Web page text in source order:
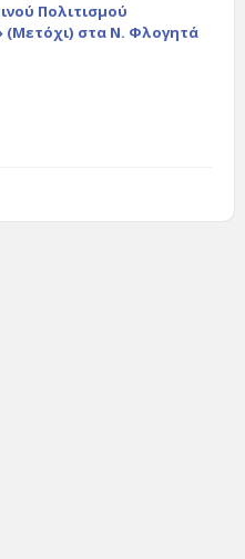
Πολιτισμού
(Μετόχι) στα Ν. Φλογητά